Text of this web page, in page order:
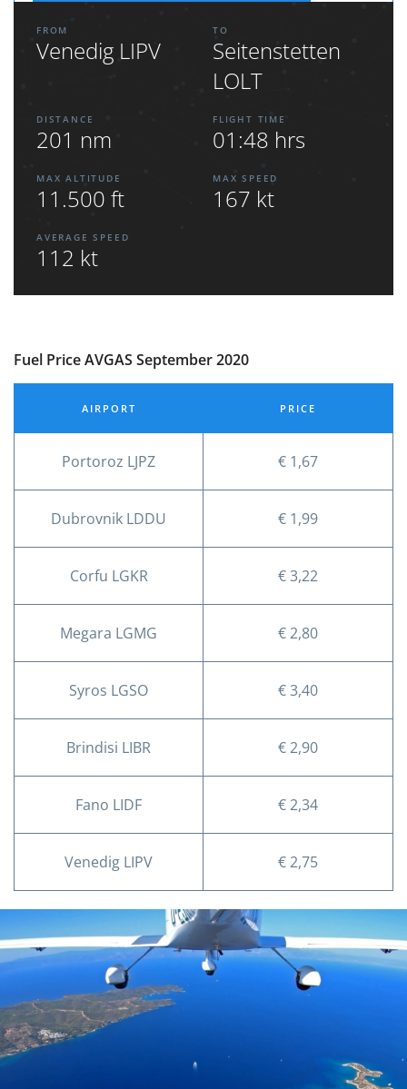
FROM
Venedig LIPV
TO
Seitenstetten
LOLT
DISTANCE
201 nm
FLIGHT TIME
01:48 hrs
MAX ALTITUDE
11.500 ft
MAX SPEED
167 kt
AVERAGE SPEED
112 kt
Fuel Price AVGAS September 2020
AIRPORT PRICE
Portoroz LJPZ € 1,67
Dubrovnik LDDU € 1,99
Corfu LGKR € 3,22
Megara LGMG € 2,80
Syros LGSO € 3,40
Brindisi LIBR € 2,90
Fano LIDF € 2,34
Venedig LIPV € 2,75